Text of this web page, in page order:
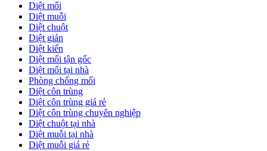
Diệt mối
Diệt muỗi
Diệt chuột
Diệt gián
Diệt kiến
Diệt mối tận gốc
Diệt mối tại nhà
Phòng chống mối
Diệt côn trùng
Diệt côn trùng giá rẻ
Diệt côn trùng chuyên nghiệp
Diệt chuột tại nhà
Diệt muỗi tại nhà
Diệt muỗi giá rẻ